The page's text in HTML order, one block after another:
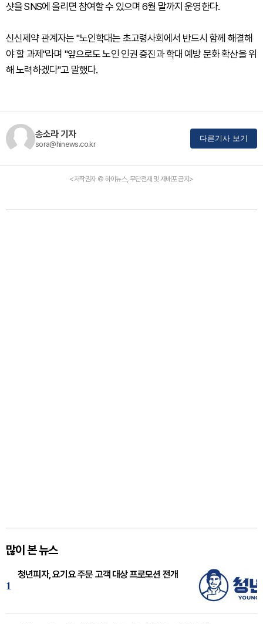
샷을 SNS에 올리면 참여할 수 있으며 6월 말까지 운영한다.
신신제약 관계자는 "노인학대는 초고령사회에서 반드시 함께 해결해
야 할 과제"라며 "앞으로도 노인 인권 증진과 학대 예방 문화 확산을 위
해 노력하겠다"고 말했다.
송소라 기자
sora@hinews.co.kr
다른기사 보기
<저작권자 © 하이뉴스, 무단전재 및 재배포 금지>
많이 본 뉴스
1
청년피자, 요기요 주문 고객 대상 프로모션 전개